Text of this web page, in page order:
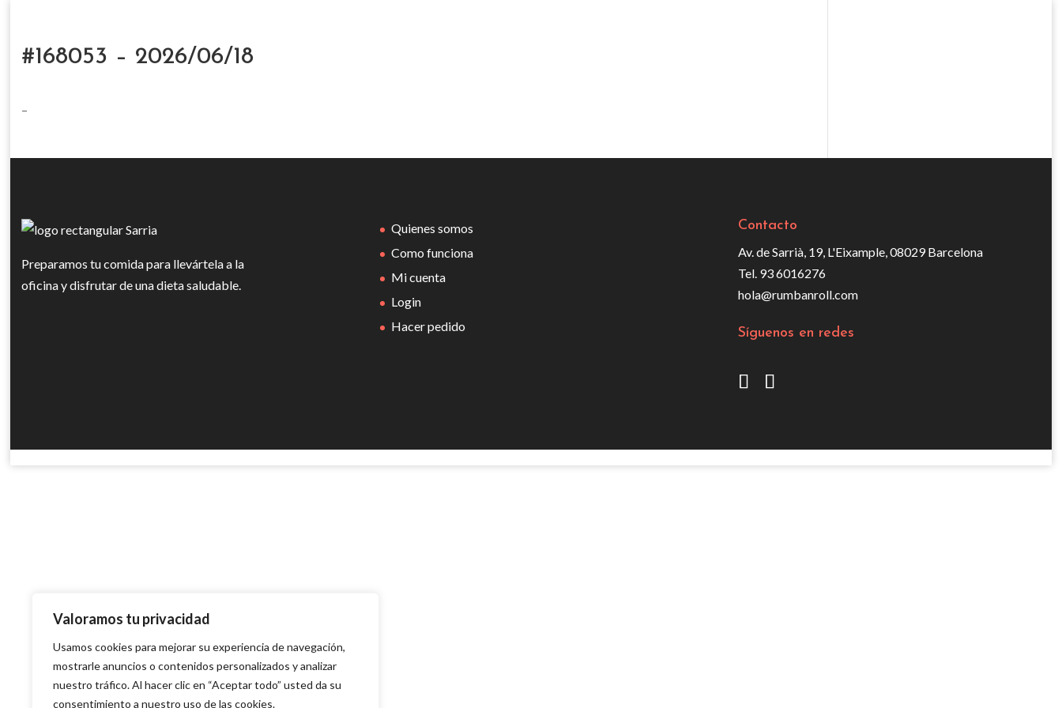
Valoramos tu privacidad
Usamos cookies para mejorar su experiencia de navegación,
mostrarle anuncios o contenidos personalizados y analizar
nuestro tráfico. Al hacer clic en “Aceptar todo” usted da su
consentimiento a nuestro uso de las cookies.
#168053 – 2026/06/18
–
Preparamos tu comida para llevártela a la
oficina y disfrutar de una dieta saludable.
Quienes somos
Como funciona
Mi cuenta
Login
Hacer pedido
Contacto
Av. de Sarrià, 19, L'Eixample, 08029 Barcelona
Tel. 93 6016276
hola@rumbanroll.com
Síguenos en redes